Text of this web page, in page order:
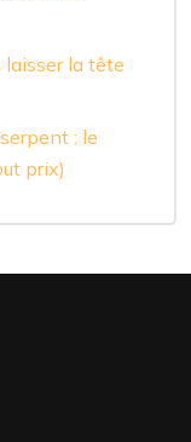
la tête
: le
prix)